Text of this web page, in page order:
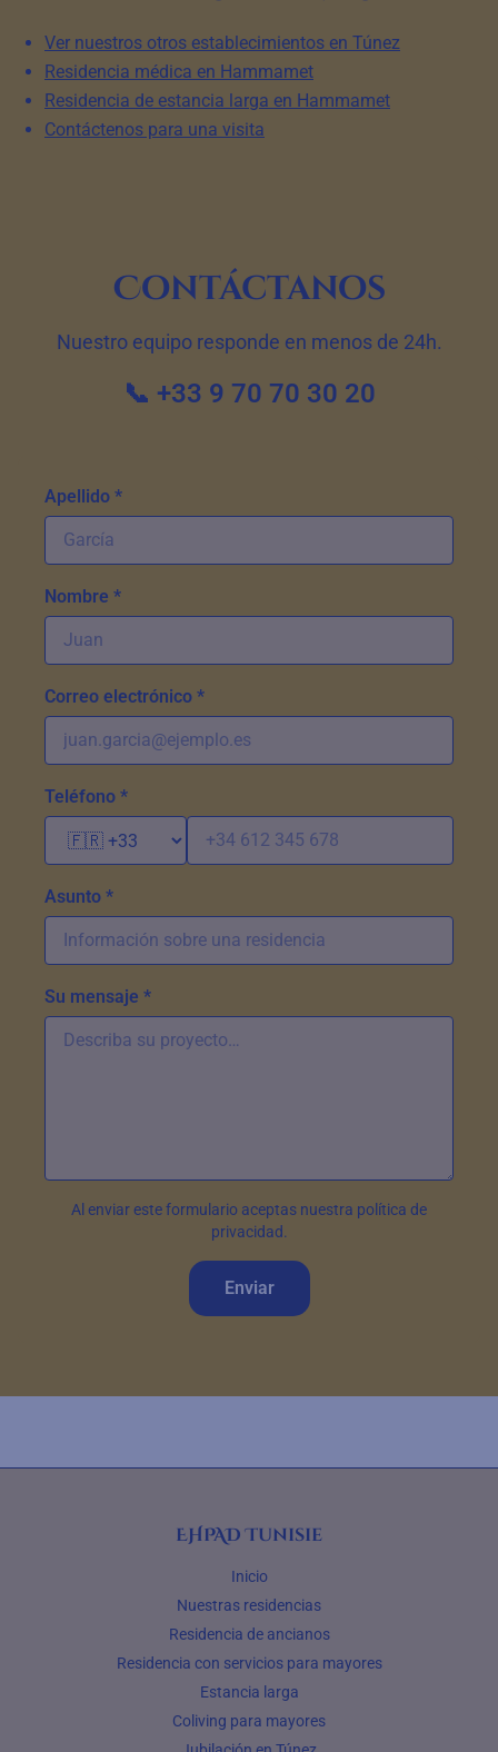
Ver nuestros otros establecimientos en Túnez
Residencia médica en Hammamet
Residencia de estancia larga en Hammamet
Contáctenos para una visita
Contáctanos
Nuestro equipo responde en menos de 24h.
📞 +33 9 70 70 30 20
Apellido *
Nombre *
Correo electrónico *
Teléfono *
Asunto *
Su mensaje *
Al enviar este formulario aceptas nuestra política de
privacidad.
Enviar
EHPAD Tunisie
Inicio
Nuestras residencias
Residencia de ancianos
Residencia con servicios para mayores
Estancia larga
Coliving para mayores